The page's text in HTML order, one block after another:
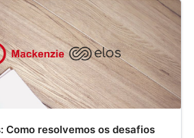
Como resolvemos os desafios